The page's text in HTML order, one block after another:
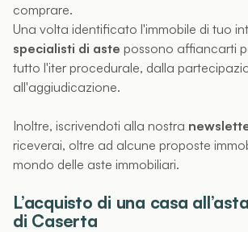
comprare.
Una volta identificato l'immobile di tuo
specialisti di aste possono affiancarti
tutto l'iter procedurale, dalla
all'aggiudicazione.
Inoltre, iscrivendoti alla nostra
riceverai, oltre ad alcune proposte
mondo delle aste immobiliari.
L’acquisto di una casa
di Caserta